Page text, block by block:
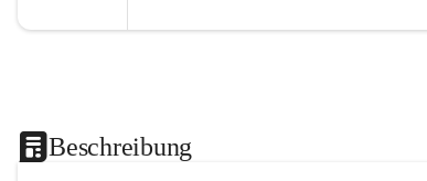
Beschreibung